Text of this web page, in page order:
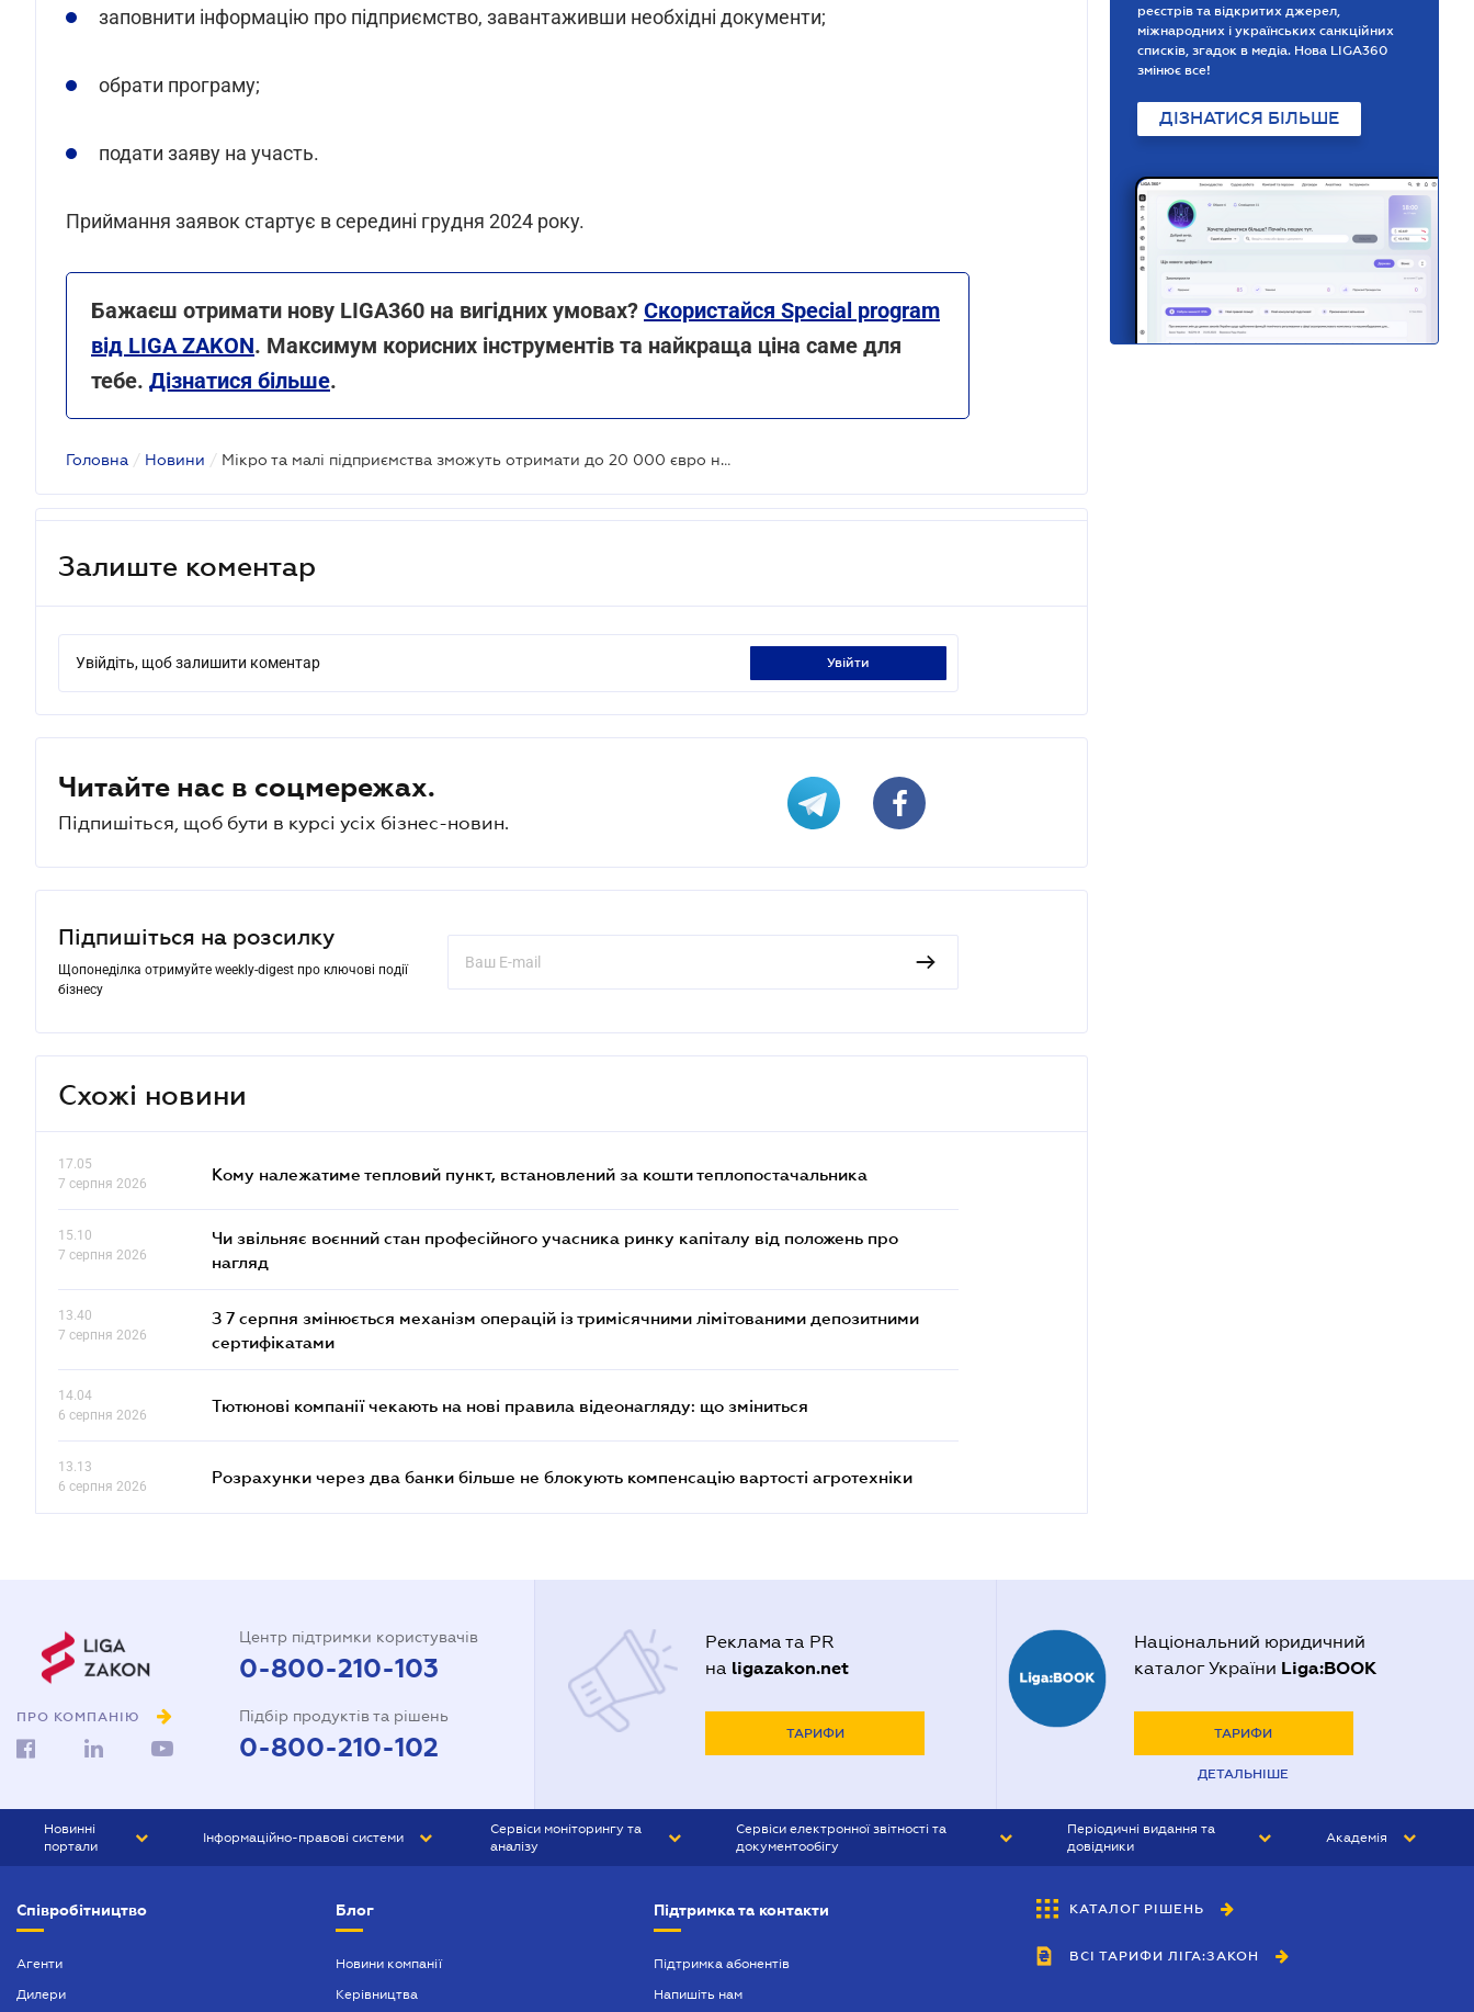
заповнити інформацію про підприємство, завантаживши необхідні документи;
обрати програму;
подати заяву на участь.
Приймання заявок стартує в середині грудня 2024 року.
Бажаєш отримати нову LIGA360 на вигідних умовах? Скористайся Special program
від LIGA ZAKON. Максимум корисних інструментів та найкраща ціна саме для
тебе. Дізнатися більше.
Головна / Новини / Мікро та малі підприємства зможуть отримати до 20 000 євро на енергостійкість
Залиште коментар
Увійдіть, щоб залишити коментар увійти
Читайте нас в соцмережах.
Підпишіться, щоб бути в курсі усіх бізнес-новин.
Підпишіться на розсилку
Щопонеділка отримуйте weekly-digest про ключові події
бізнесу
Схожі новини
17.05
7 серпня 2026
Кому належатиме тепловий пункт, встановлений за кошти теплопостачальника
15.10
7 серпня 2026
Чи звільняє воєнний стан професійного учасника ринку капіталу від положень про
нагляд
13.40
7 серпня 2026
З 7 серпня змінюється механізм операцій із тримісячними лімітованими депозитними
сертифікатами
14.04
6 серпня 2026
Тютюнові компанії чекають на нові правила відеонагляду: що зміниться
13.13
6 серпня 2026
Розрахунки через два банки більше не блокують компенсацію вартості агротехніки
реєстрів та відкритих джерел,
міжнародних і українських санкційних
списків, згадок в медіа. Нова LIGA360
змінює все!
ДІЗНАТИСЯ БІЛЬШЕ
ПРО КОМПАНІЮ
Центр підтримки користувачів
0-800-210-103
Підбір продуктів та рішень
0-800-210-102
Реклама та PR
на ligazakon.net
ТАРИФИ
Національний юридичний
каталог України Liga:BOOK
ТАРИФИ
ДЕТАЛЬНІШЕ
Новинні
портали
БІЗНЕС
Інформаційно-правові системи
БУХГАЛТЕР ПРОФ
Сервіси моніторингу та
аналізу
Сервіси електронної звітності та
документообігу
Періодичні видання та
довідники
БУХГАЛТЕР&ЗАКОН
ВІСНИК МСФЗ
Академія
Співробітництво
Агенти
Дилери
Блог
Новини компанії
Керівництва
Підтримка та контакти
Підтримка абонентів
Напишіть нам
КАТАЛОГ РІШЕНЬ
ВСІ ТАРИФИ ЛІГА:ЗАКОН